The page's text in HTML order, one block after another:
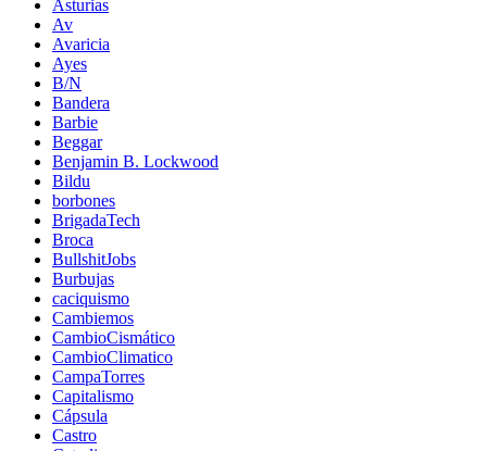
Asturias
Av
Avaricia
Ayes
B/N
Bandera
Barbie
Beggar
Benjamin B. Lockwood
Bildu
borbones
BrigadaTech
Broca
BullshitJobs
Burbujas
caciquismo
Cambiemos
CambioCismático
CambioClimatico
CampaTorres
Capitalismo
Cápsula
Castro